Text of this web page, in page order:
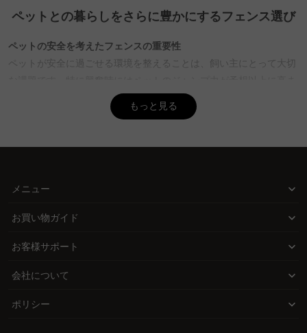
Q. ペットフェンスの素材選びで気をつけるべき点は？
A. ペットフェンスの素材選びでは、耐久性やメンテナンス性を重視
することがポイントです。アルミフェンスはサビに強く、長寿命で
体が通り抜けられない幅であることを確認しましょう。CAGUUUの
フェンスは高品質素材を使用しており、5年品質保証が付いていま
タイプや、壁にしっかり固定できる突っ張りタイプがあります。屋
ており、犬が掘って脱走しないように地面の対策も必要です。
おり、インテリア提案サービス「MyCoordi」で最適な選択をサポ
ペットとの暮らしをさらに豊かにするフェンス選び
ペットの安全を考えたフェンスの重要性
ペットが安全に過ごせる環境を整えることは、飼い主にとって大切
ることもあるため、適切な高さのフェンスを選ぶことで脱走や事故
を防ぐことができます。
素材を使用したフェンスは、安心して使用できる環境を提供しま
す。
おしゃれで高品質なフェンスを手の届く価格で
CAGUUUのフェンスは、おしゃれでありながら高品質な素材を使用
ンスは、耐久性とデザイン性を兼ね備えています。
もっと見る
メニュー
お買い物ガイド
お客様サポート
会社について
ポリシー